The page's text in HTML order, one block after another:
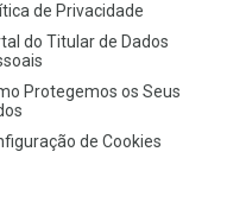
de Privacidade
do Titular de Dados
Protegemos os Seus
de Cookies